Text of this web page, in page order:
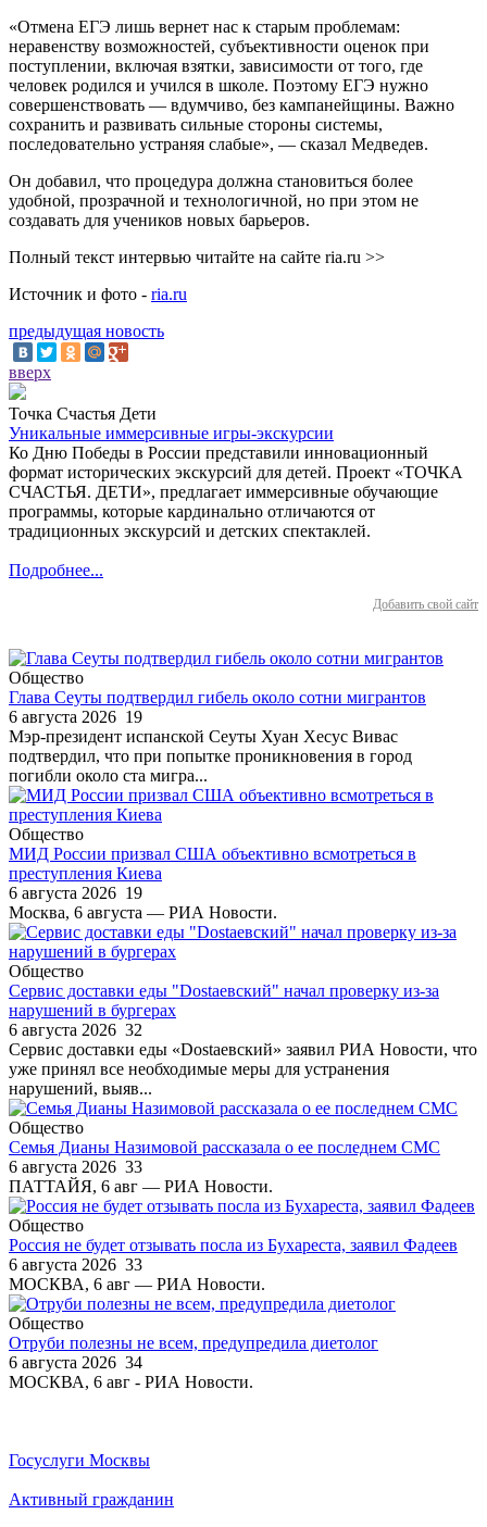
«Отмена ЕГЭ лишь вернет нас к старым проблемам:
неравенству возможностей, субъективности оценок при
поступлении, включая взятки, зависимости от того, где
человек родился и учился в школе. Поэтому ЕГЭ нужно
совершенствовать — вдумчиво, без кампанейщины. Важно
сохранить и развивать сильные стороны системы,
последовательно устраняя слабые», — сказал Медведев.
Он добавил, что процедура должна становиться более
удобной, прозрачной и технологичной, но при этом не
создавать для учеников новых барьеров.
Полный текст интервью читайте на сайте ria.ru >>
Источник и фото - ria.ru
предыдущая новость
вверх
Точка Счастья Дети
Уникальные иммерсивные игры-экскурсии
Ко Дню Победы в России представили инновационный
формат исторических экскурсий для детей. Проект «ТОЧКА
СЧАСТЬЯ. ДЕТИ», предлагает иммерсивные обучающие
программы, которые кардинально отличаются от
традиционных экскурсий и детских спектаклей.
Подробнее...
Добавить свой сайт
Общество
Глава Сеуты подтвердил гибель около сотни мигрантов
6 августа 2026 19
Мэр-президент испанской Сеуты Хуан Хесус Вивас
подтвердил, что при попытке проникновения в город
погибли около ста мигра...
Общество
МИД России призвал США объективно всмотреться в
преступления Киева
6 августа 2026 19
Москва, 6 августа — РИА Новости.
Общество
Сервис доставки еды "Dostaевский" начал проверку из-за
нарушений в бургерах
6 августа 2026 32
Сервис доставки еды «Dostaевский» заявил РИА Новости, что
уже принял все необходимые меры для устранения
нарушений, выяв...
Общество
Семья Дианы Назимовой рассказала о ее последнем СМС
6 августа 2026 33
ПАТТАЙЯ, 6 авг — РИА Новости.
Общество
Россия не будет отзывать посла из Бухареста, заявил Фадеев
6 августа 2026 33
МОСКВА, 6 авг — РИА Новости.
Общество
Отруби полезны не всем, предупредила диетолог
6 августа 2026 34
МОСКВА, 6 авг - РИА Новости.
Госуслуги Москвы
Активный гражданин